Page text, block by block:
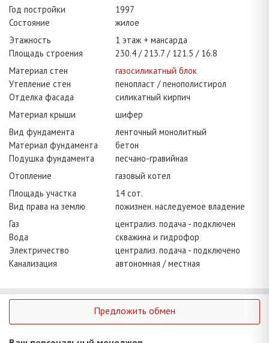
Год постройки
1997
Состояние
жилое
Этажность
1 этаж + мансарда
Площадь строения
230.4 213.7 121.5
16.8
Материал стен
газосиликатный блок
Утепление стен
пенопласт / пенополистирол
Отделка фасада
силикатный кирпич
Материал крыши
шифер
Вид фундамента
ленточный монолитный
Материал фундамента
бетон
Подушка фундамента
песчано-гравийная
Отопление
газовый котел
Площадь участка
14 сот.
Вид права на землю
пожизнен. наследуемое владение
Газ
централиз. подача - подключен
Вода
скважина и гидрофор
Электричество
централиз. подача - подключено
Канализация
автономная / местная
Предложить обмен